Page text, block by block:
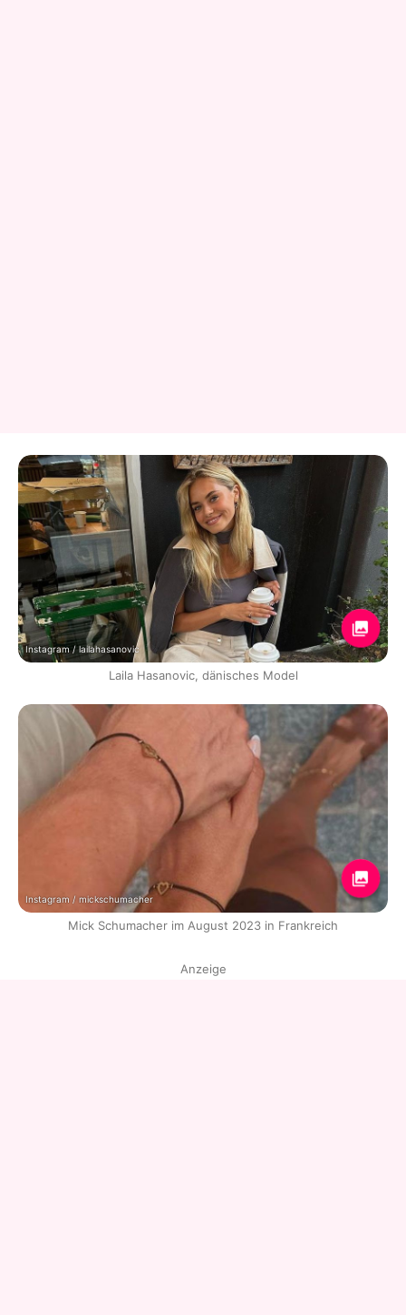
Instagram / lailahasanovic
Laila Hasanovic, dänisches Model
Instagram / mickschumacher
Mick Schumacher im August 2023 in Frankreich
Anzeige